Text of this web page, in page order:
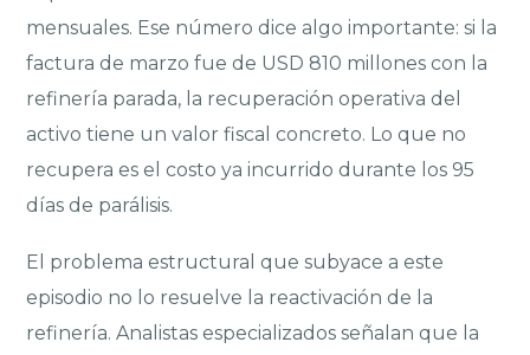
mensuales. Ese número dice algo importante: si la
factura de marzo fue de USD 810 millones con la
refinería parada, la recuperación operativa del
activo tiene un valor fiscal concreto. Lo que no
recupera es el costo ya incurrido durante los 95
días de parálisis.
El problema estructural que subyace a este
episodio no lo resuelve la reactivación de la
refinería. Analistas especializados señalan que la